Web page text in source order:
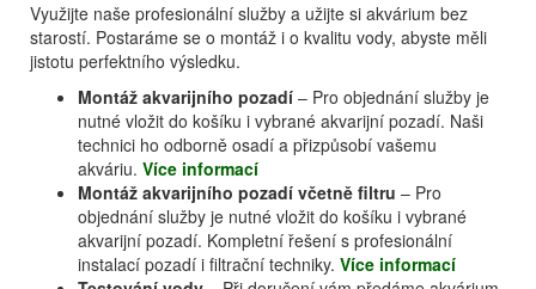
Využijte naše profesionální služby a užijte si akvárium bez
starostí. Postaráme se o montáž i o kvalitu vody, abyste měli
jistotu perfektního výsledku.
Montáž akvarijního pozadí – Pro objednání služby je
nutné vložit do košíku i vybrané akvarijní pozadí. Naši
technici ho odborně osadí a přizpůsobí vašemu
akváriu. Více informací
Montáž akvarijního pozadí včetně filtru – Pro
objednání služby je nutné vložit do košíku i vybrané
akvarijní pozadí. Kompletní řešení s profesionální
instalací pozadí i filtrační techniky. Více informací